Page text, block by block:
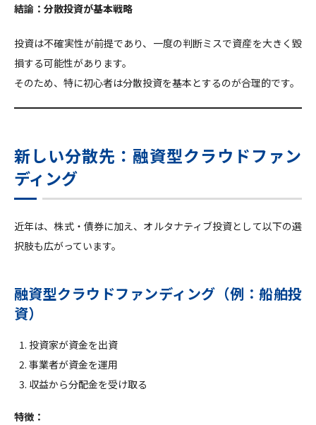
結論：分散投資が基本戦略
投資は不確実性が前提であり、一度の判断ミスで資産を大きく毀
損する可能性があります。
そのため、特に初心者は分散投資を基本とするのが合理的です。
新しい分散先：融資型クラウドファン
ディング
近年は、株式・債券に加え、オルタナティブ投資として以下の選
択肢も広がっています。
融資型クラウドファンディング（例：船舶投
資）
投資家が資金を出資
事業者が資金を運用
収益から分配金を受け取る
特徴：